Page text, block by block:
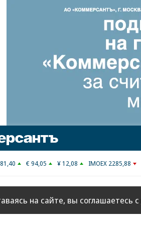
€ 94,05 ¥ 12,08 IMOEX 2285,88
на сайте, вы соглашаетесь с